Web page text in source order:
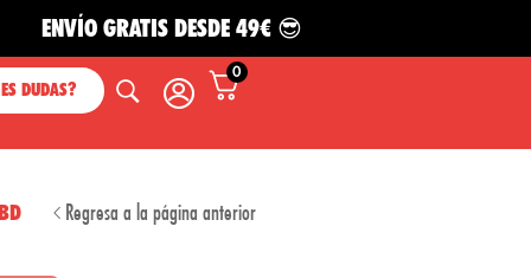
GRATIS DESDE 49€ 😎
DUDAS?
0
Regresa a la página anterior